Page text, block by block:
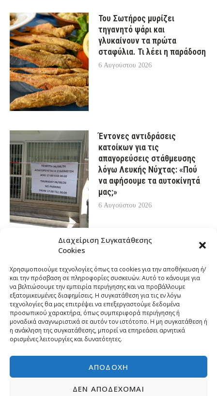
Διαχείριση Συγκατάθεσης
Cookies
Χρησιμοποιούμε τεχνολογίες όπως τα cookies για την αποθήκευση ή/
και την πρόσβαση σε πληροφορίες συσκευών. Αυτό το κάνουμε για
να βελτιώσουμε την εμπειρία περιήγησης και να προβάλλουμε
εξατομικευμένες διαφημίσεις. Η συγκατάθεση για τις εν λόγω
τεχνολογίες θα μας επιτρέψει να επεξεργαστούμε δεδομένα
προσωπικού χαρακτήρα, όπως συμπεριφορά περιήγησης ή
μοναδικά αναγνωριστικά σε αυτόν τον ιστότοπο. Η μη συγκατάθεση ή
η ανάκληση της συγκατάθεσης, μπορεί να επηρεάσει αρνητικά
ορισμένες λειτουργίες και δυνατότητες.
ΑΠΟΔΟΧΉ
ΔΕΝ ΑΠΟΔΈΧΟΜΑΙ
Του Σωτήρος μυρίζει
τηγανητό ψάρι και
γλυκαίνουν τα πρώτα
σταφύλια. Τι λέει η παράδοση
6 Αυγούστου 2026
Έντονες αντιδράσεις
κατοίκων για τις
απαγορεύσεις στάθμευσης
λόγω Λευκής Νύχτας: «Πού
να αφήσουμε τα αυτοκίνητά
μας;»
6 Αυγούστου 2026